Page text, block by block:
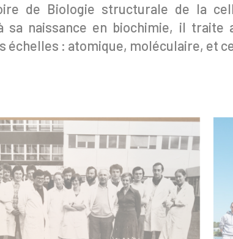
de Biologie structurale de la
sa naissance en biochimie, il traite
échelles : atomique, moléculaire, et